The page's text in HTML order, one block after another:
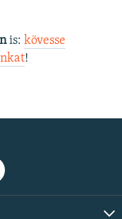
is: kövesse
! ​